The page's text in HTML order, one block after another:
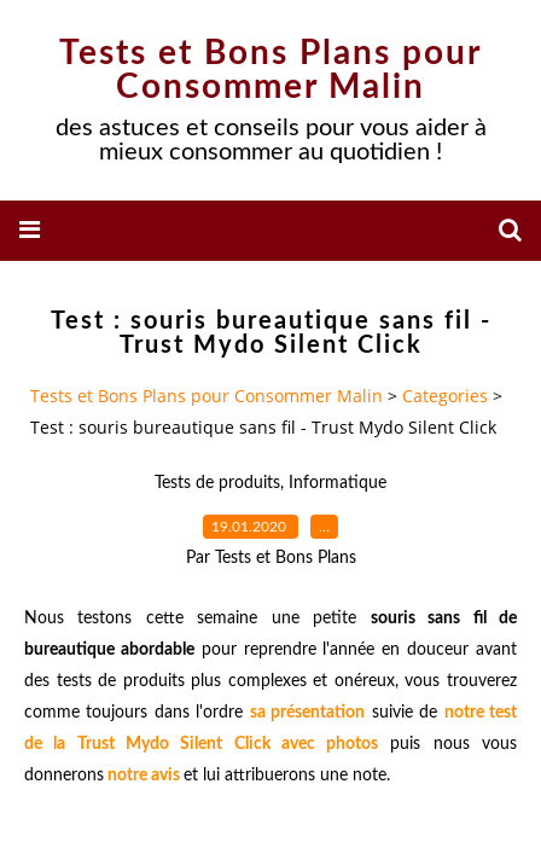
Tests et Bons Plans pour
Consommer Malin
des astuces et conseils pour vous aider à
mieux consommer au quotidien !
Test : souris bureautique sans fil -
Trust Mydo Silent Click
Tests et Bons Plans pour Consommer Malin > Categories >
Test : souris bureautique sans fil - Trust Mydo Silent Click
Tests de produits, Informatique
19.01.2020 …
Par Tests et Bons Plans
Nous testons cette semaine une petite souris sans fil de
bureautique abordablepour reprendre l'année en douceur avant
des tests de produits plus complexes et onéreux, vous trouverez
comme toujours dans l'ordre sa présentation suivie de notre test
de la Trust Mydo Silent Click avec photos puis nous vous
donnerons notre avis et lui attribuerons une note.